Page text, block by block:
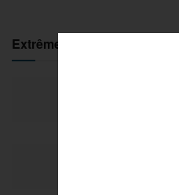
Extrême
FISE
Sports